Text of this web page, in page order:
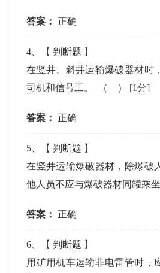
答案： 正确
4 、【 判断题 】
在竖井、斜井运输爆破器材时
司机和信号工。 （ ） [1分]
答案： 正确
5 、【 判断题 】
在竖井运输爆破器材，除爆破
他人员不应与爆破器材同罐乘
答案： 正确
6 、【 判断题 】
用矿用机车运输非电雷管时，